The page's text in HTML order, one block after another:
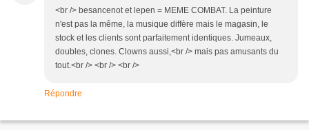
<br /> besancenot et lepen = MEME COMBAT. La peinture
n'est pas la même, la musique diffère mais le magasin, le
stock et les clients sont parfaitement identiques. Jumeaux,
doubles, clones. Clowns aussi,<br /> mais pas amusants du
tout.<br /> <br /> <br />
Répondre